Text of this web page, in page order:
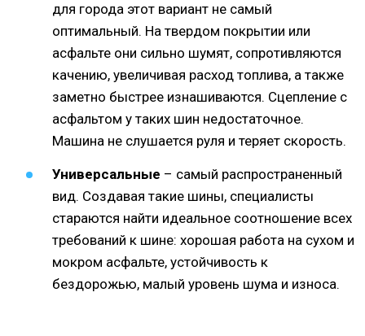
для города этот вариант не самый
оптимальный. На твердом покрытии или
асфальте они сильно шумят, сопротивляются
качению, увеличивая расход топлива, а также
заметно быстрее изнашиваются. Сцепление с
асфальтом у таких шин недостаточное.
Машина не слушается руля и теряет скорость.
Универсальные – самый распространенный
вид. Создавая такие шины, специалисты
стараются найти идеальное соотношение всех
требований к шине: хорошая работа на сухом и
мокром асфальте, устойчивость к
бездорожью, малый уровень шума и износа.